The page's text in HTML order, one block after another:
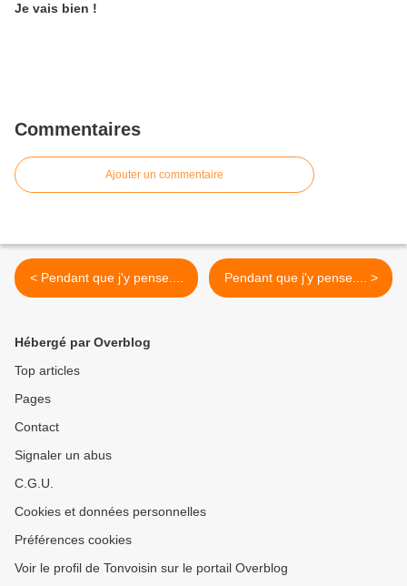
Je vais bien !
Commentaires
Ajouter un commentaire
< Pendant que j'y pense.... Pendant que j'y pense.... >
Hébergé par Overblog
Top articles
Pages
Contact
Signaler un abus
C.G.U.
Cookies et données personnelles
Préférences cookies
Voir le profil de Tonvoisin sur le portail Overblog